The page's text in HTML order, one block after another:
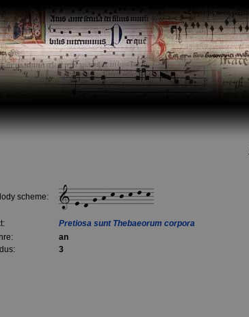
scheme:
Pretiosa sunt Thebaeorum corpora
an
3